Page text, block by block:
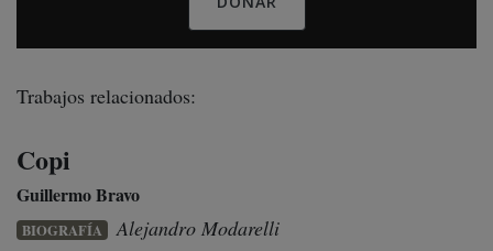
Trabajos relacionados:
Copi
Guillermo Bravo
BIOGRAFÍA
Alejandro Modarelli